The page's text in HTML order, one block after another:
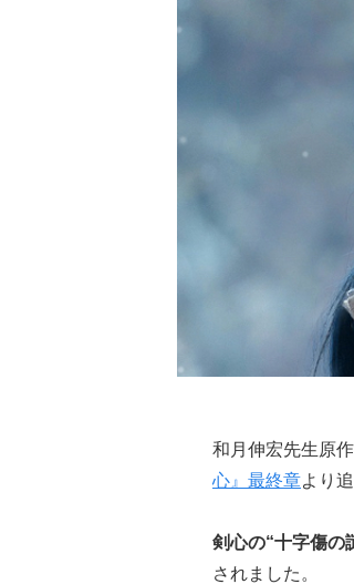
和月伸宏先生原
心』最終章より
剣心の“十字傷の
されました。